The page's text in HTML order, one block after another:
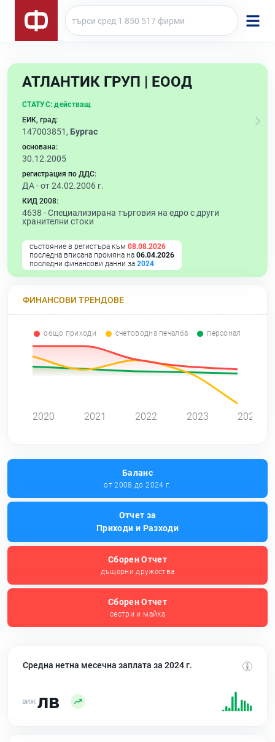
АТЛАНТИК ГРУП | ЕООД
СТАТУС: действащ
ЕИК, град:
147003851, Бургас
основана:
30.12.2005
регистрация по ДДС:
ДА - от 24.02.2006 г.
КИД 2008:
4638 -Специализирана търговия на едро с други
хранителни стоки
състояние в регистъра към 08.08.2026
последна вписана промяна на 06.04.2026
последни финансови данни за 2024
ФИНАНСОВИ ТРЕНДОВЕ
общо приходи счетоводна печалба персонал
2020 2021 2022 2023 2024
Баланс
от 2008 до 2024 г.
Отчет за
Приходи и Разходи
Сборен Отчет
дъщерни дружества
Сборен Отчет
сестри и майка
Средна нетна месечна заплата за 2024 г.
лв